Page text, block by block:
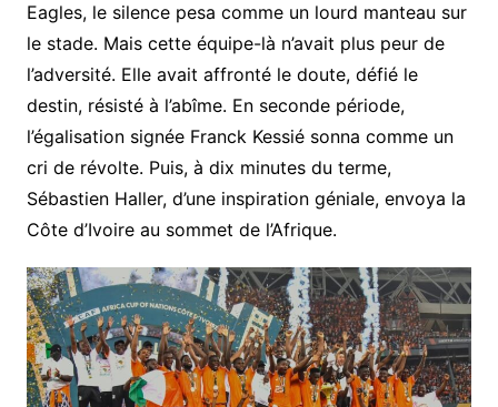
Eagles, le silence pesa comme un lourd manteau sur
le stade. Mais cette équipe-là n’avait plus peur de
l’adversité. Elle avait affronté le doute, défié le
destin, résisté à l’abîme. En seconde période,
l’égalisation signée Franck Kessié sonna comme un
cri de révolte. Puis, à dix minutes du terme,
Sébastien Haller, d’une inspiration géniale, envoya la
Côte d’Ivoire au sommet de l’Afrique.